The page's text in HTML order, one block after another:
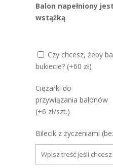
Balon napełniony
wstążką
Czy chcesz, żeby
bukiecie? (+60 zł)
Ciężarki do
przywiązania balonów
(+6 zł/szt.)
Bilecik z życzeniami